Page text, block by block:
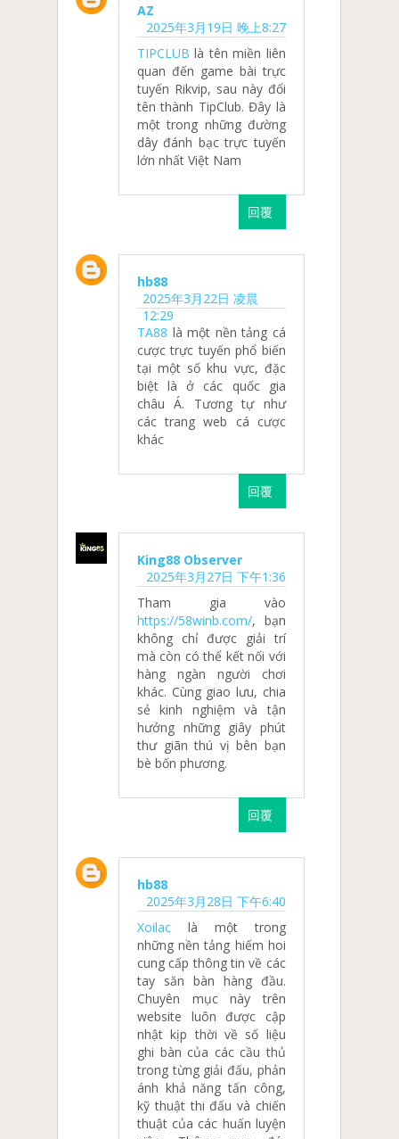
AZ
2025年3月19日 晚上8:27
TIPCLUB là tên miền liên
quan đến game bài trực
tuyến Rikvip, sau này đổi
tên thành TipClub. Đây là
một trong những đường
dây đánh bạc trực tuyến
lớn nhất Việt Nam
回覆
hb88
2025年3月22日 凌晨
12:29
TA88 là một nền tảng cá
cược trực tuyến phổ biến
tại một số khu vực, đặc
biệt là ở các quốc gia
châu Á. Tương tự như
các trang web cá cược
khác
回覆
King88 Observer
2025年3月27日 下午1:36
Tham gia vào
https://58winb.com/, bạn
không chỉ được giải trí
mà còn có thể kết nối với
hàng ngàn người chơi
khác. Cùng giao lưu, chia
sẻ kinh nghiệm và tận
hưởng những giây phút
thư giãn thú vị bên bạn
bè bốn phương.
回覆
hb88
2025年3月28日 下午6:40
Xoilac là một trong
những nền tảng hiếm hoi
cung cấp thông tin về các
tay săn bàn hàng đầu.
Chuyên mục này trên
website luôn được cập
nhật kịp thời về số liệu
ghi bàn của các cầu thủ
trong từng giải đấu, phản
ánh khả năng tấn công,
kỹ thuật thi đấu và chiến
thuật của các huấn luyện